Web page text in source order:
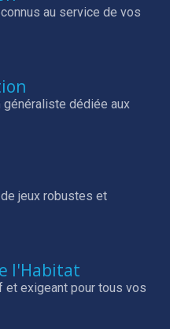
au service de vos
généraliste dédiée aux
jeux robustes et
l'Habitat
et exigeant pour tous vos